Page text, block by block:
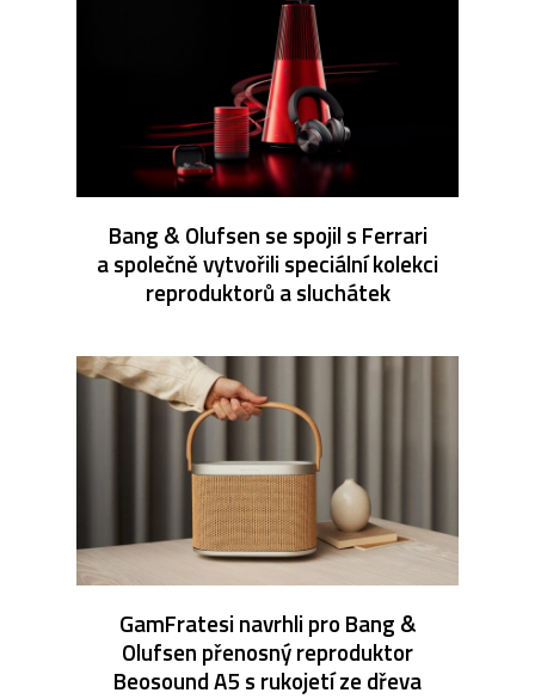
Bang & Olufsen se spojil s Ferrari
a společně vytvořili speciální kolekci
reproduktorů a sluchátek
GamFratesi navrhli pro Bang &
Olufsen přenosný reproduktor
Beosound A5 s rukojetí ze dřeva